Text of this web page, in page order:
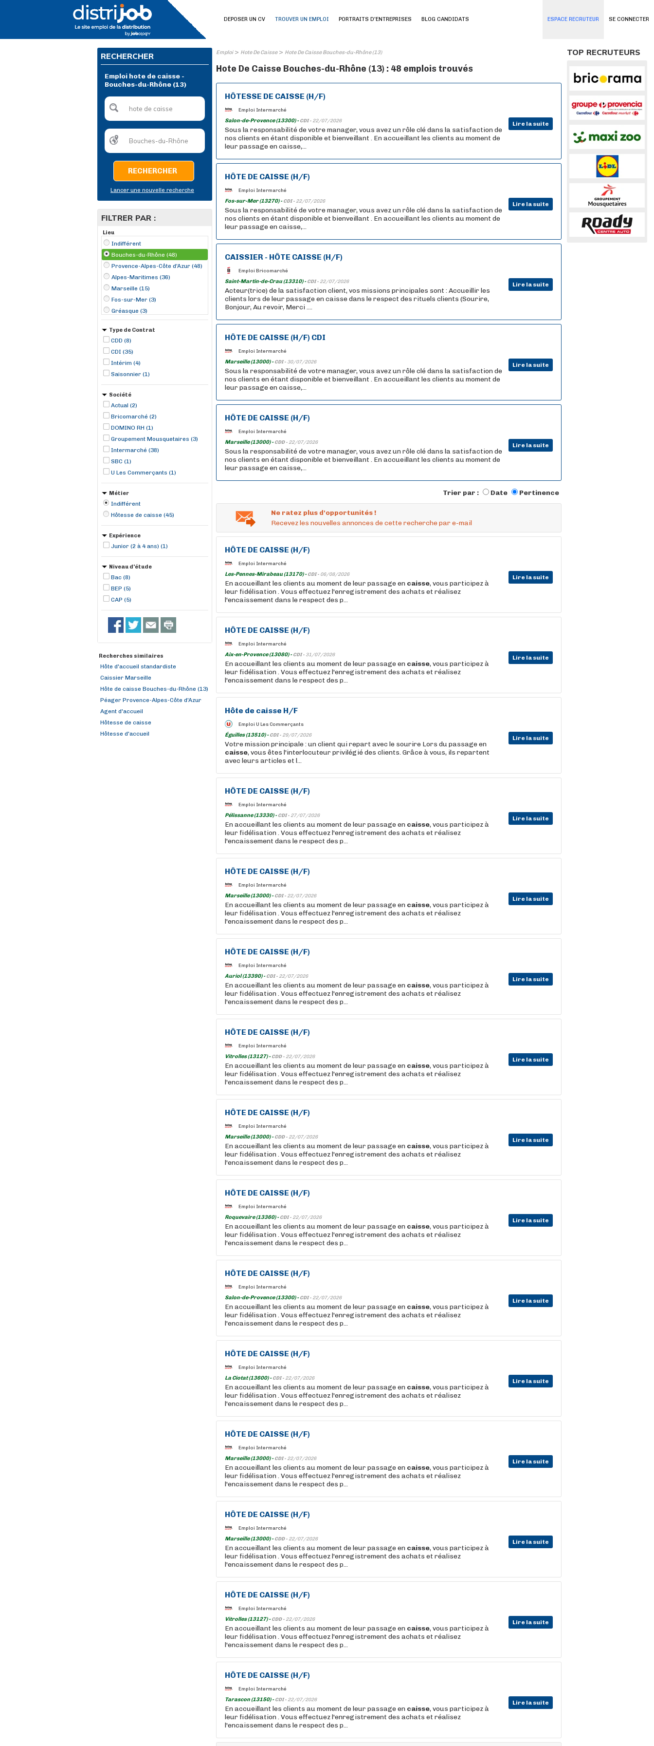
SE CONNECTER
DEPOSER UN CV TROUVER UN EMPLOI PORTRAITS D'ENTREPRISES BLOG CANDIDATS ESPACE RECRUTEUR
RECHERCHER
Emploi hote de caisse -
Bouches-du-Rhône (13)
RECHERCHER
Lancer une nouvelle recherche
FILTRER PAR :
Lieu
Indifférent
Bouches-du-Rhône (48)
Provence-Alpes-Côte d'Azur (48)
Alpes-Maritimes (36)
Marseille (15)
Fos-sur-Mer (3)
Gréasque (3)
Arles (2)
La Ciotat (2)
Roquevaire (2)
Saint-Martin-de-Crau (2)
Salon-de-Provence (2)
Vitrolles (2)
Type de Contrat
CDD (8)
CDI (35)
Intérim (4)
Saisonnier (1)
Société
Actual (2)
Bricomarché (2)
DOMINO RH (1)
Groupement Mousquetaires (3)
Intermarché (38)
SBC (1)
U Les Commerçants (1)
Métier
Indifférent
Hôtesse de caisse (45)
Expérience
Junior (2 à 4 ans) (1)
Niveau d'étude
Bac (8)
BEP (5)
CAP (5)
Recherches similaires
Hôte d'accueil standardiste
Caissier Marseille
Hôte de caisse Bouches-du-Rhône (13)
Péager Provence-Alpes-Côte d'Azur
Agent d'accueil
Hôtesse de caisse
Hôtesse d'accueil
Emploi> Hote De Caisse> Hote De Caisse Bouches-du-Rhône (13)
Hote De Caisse Bouches-du-Rhône (13) : 48 emplois trouvés
HÔTESSE DE CAISSE (H/F)
Emploi Intermarché
Salon-de-Provence (13300) -CDI - 22/07/2026 Lire la suite
Sous la responsabilité de votre manager, vous avez un rôle clé dans la satisfaction de
nos clients en étant disponible et bienveillant . En accueillant les clients au moment de
leur passage en caisse,...
HÔTE DE CAISSE (H/F)
Emploi Intermarché
Fos-sur-Mer (13270) -CDI - 22/07/2026 Lire la suite
Sous la responsabilité de votre manager, vous avez un rôle clé dans la satisfaction de
nos clients en étant disponible et bienveillant . En accueillant les clients au moment de
leur passage en caisse,...
CAISSIER - HÔTE CAISSE (H/F)
Emploi Bricomarché
Saint-Martin-de-Crau (13310) -CDI - 22/07/2026 Lire la suite
Acteur(trice) de la satisfaction client, vos missions principales sont : Accueillir les
clients lors de leur passage en caisse dans le respect des rituels clients (Sourire,
Bonjour, Au revoir, Merci ....
HÔTE DE CAISSE (H/F) CDI
Emploi Intermarché
Marseille (13000) -CDI - 30/07/2026 Lire la suite
Sous la responsabilité de votre manager, vous avez un rôle clé dans la satisfaction de
nos clients en étant disponible et bienveillant . En accueillant les clients au moment de
leur passage en caisse,...
HÔTE DE CAISSE (H/F)
Emploi Intermarché
Marseille (13000) -CDD - 22/07/2026 Lire la suite
Sous la responsabilité de votre manager, vous avez un rôle clé dans la satisfaction de
nos clients en étant disponible et bienveillant . En accueillant les clients au moment de
leur passage en caisse,...
Trier par : Date Pertinence
Ne ratez plus d'opportunités !
Recevez les nouvelles annonces de cette recherche par e-mail
HÔTE DE CAISSE (H/F)
Emploi Intermarché
Les-Pennes-Mirabeau (13170) -CDI - 06/08/2026 Lire la suite
En accueillant les clients au moment de leur passage en caisse, vous participez à
leur fidélisation . Vous effectuez l'enregistrement des achats et réalisez
l'encaissement dans le respect des p...
HÔTE DE CAISSE (H/F)
Emploi Intermarché
Aix-en-Provence (13080) -CDI - 31/07/2026 Lire la suite
En accueillant les clients au moment de leur passage en caisse, vous participez à
leur fidélisation . Vous effectuez l'enregistrement des achats et réalisez
l'encaissement dans le respect des p...
Hôte de caisse H/F
Emploi U Les Commerçants
Éguilles (13510) -CDI - 29/07/2026 Lire la suite
Votre mission principale : un client qui repart avec le sourire Lors du passage en
caisse, vous êtes l'interlocuteur privilégié des clients. Grâce à vous, ils repartent
avec leurs articles et l...
HÔTE DE CAISSE (H/F)
Emploi Intermarché
Pélissanne (13330) -CDI - 27/07/2026 Lire la suite
En accueillant les clients au moment de leur passage en caisse, vous participez à
leur fidélisation . Vous effectuez l'enregistrement des achats et réalisez
l'encaissement dans le respect des p...
HÔTE DE CAISSE (H/F)
Emploi Intermarché
Marseille (13000) -CDI - 22/07/2026 Lire la suite
En accueillant les clients au moment de leur passage en caisse, vous participez à
leur fidélisation . Vous effectuez l'enregistrement des achats et réalisez
l'encaissement dans le respect des p...
HÔTE DE CAISSE (H/F)
Emploi Intermarché
Auriol (13390) -CDI - 22/07/2026 Lire la suite
En accueillant les clients au moment de leur passage en caisse, vous participez à
leur fidélisation . Vous effectuez l'enregistrement des achats et réalisez
l'encaissement dans le respect des p...
HÔTE DE CAISSE (H/F)
Emploi Intermarché
Vitrolles (13127) -CDD - 22/07/2026 Lire la suite
En accueillant les clients au moment de leur passage en caisse, vous participez à
leur fidélisation . Vous effectuez l'enregistrement des achats et réalisez
l'encaissement dans le respect des p...
HÔTE DE CAISSE (H/F)
Emploi Intermarché
Marseille (13000) -CDD - 22/07/2026 Lire la suite
En accueillant les clients au moment de leur passage en caisse, vous participez à
leur fidélisation . Vous effectuez l'enregistrement des achats et réalisez
l'encaissement dans le respect des p...
HÔTE DE CAISSE (H/F)
Emploi Intermarché
Roquevaire (13360) -CDI - 22/07/2026 Lire la suite
En accueillant les clients au moment de leur passage en caisse, vous participez à
leur fidélisation . Vous effectuez l'enregistrement des achats et réalisez
l'encaissement dans le respect des p...
HÔTE DE CAISSE (H/F)
Emploi Intermarché
Salon-de-Provence (13300) -CDI - 22/07/2026 Lire la suite
En accueillant les clients au moment de leur passage en caisse, vous participez à
leur fidélisation . Vous effectuez l'enregistrement des achats et réalisez
l'encaissement dans le respect des p...
HÔTE DE CAISSE (H/F)
Emploi Intermarché
La Ciotat (13600) -CDI - 22/07/2026 Lire la suite
En accueillant les clients au moment de leur passage en caisse, vous participez à
leur fidélisation . Vous effectuez l'enregistrement des achats et réalisez
l'encaissement dans le respect des p...
HÔTE DE CAISSE (H/F)
Emploi Intermarché
Marseille (13000) -CDI - 22/07/2026 Lire la suite
En accueillant les clients au moment de leur passage en caisse, vous participez à
leur fidélisation . Vous effectuez l'enregistrement des achats et réalisez
l'encaissement dans le respect des p...
HÔTE DE CAISSE (H/F)
Emploi Intermarché
Marseille (13000) -CDD - 22/07/2026 Lire la suite
En accueillant les clients au moment de leur passage en caisse, vous participez à
leur fidélisation . Vous effectuez l'enregistrement des achats et réalisez
l'encaissement dans le respect des p...
HÔTE DE CAISSE (H/F)
Emploi Intermarché
Vitrolles (13127) -CDD - 22/07/2026 Lire la suite
En accueillant les clients au moment de leur passage en caisse, vous participez à
leur fidélisation . Vous effectuez l'enregistrement des achats et réalisez
l'encaissement dans le respect des p...
HÔTE DE CAISSE (H/F)
Emploi Intermarché
Tarascon (13150) -CDI - 22/07/2026 Lire la suite
En accueillant les clients au moment de leur passage en caisse, vous participez à
leur fidélisation . Vous effectuez l'enregistrement des achats et réalisez
l'encaissement dans le respect des p...
TOP RECRUTEURS